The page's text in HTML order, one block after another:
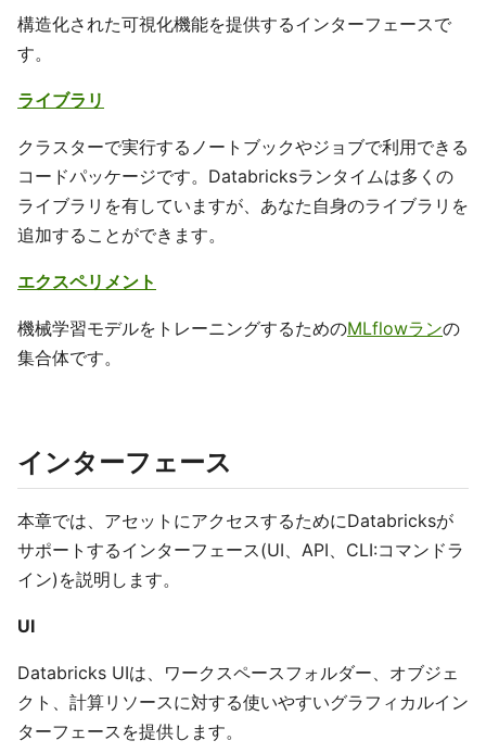
構造化された可視化機能を提供するインターフェースで
す。
ライブラリ
クラスターで実行するノートブックやジョブで利用できる
コードパッケージです。Databricksランタイムは多くの
ライブラリを有していますが、あなた自身のライブラリを
追加することができます。
エクスペリメント
機械学習モデルをトレーニングするためのMLflowランの
集合体です。
インターフェース
本章では、アセットにアクセスするためにDatabricksが
サポートするインターフェース(UI、API、CLI:コマンドラ
イン)を説明します。
UI
Databricks UIは、ワークスペースフォルダー、オブジェ
クト、計算リソースに対する使いやすいグラフィカルイン
ターフェースを提供します。